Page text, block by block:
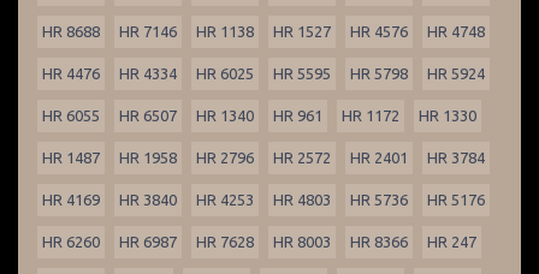
HR 8688 HR 7146 HR 1138 HR 1527 HR 4576 HR 4748
HR 4476 HR 4334 HR 6025 HR 5595 HR 5798 HR 5924
HR 6055 HR 6507 HR 1340 HR 961 HR 1172 HR 1330
HR 1487 HR 1958 HR 2796 HR 2572 HR 2401 HR 3784
HR 4169 HR 3840 HR 4253 HR 4803 HR 5736 HR 5176
HR 6260 HR 6987 HR 7628 HR 8003 HR 8366 HR 247